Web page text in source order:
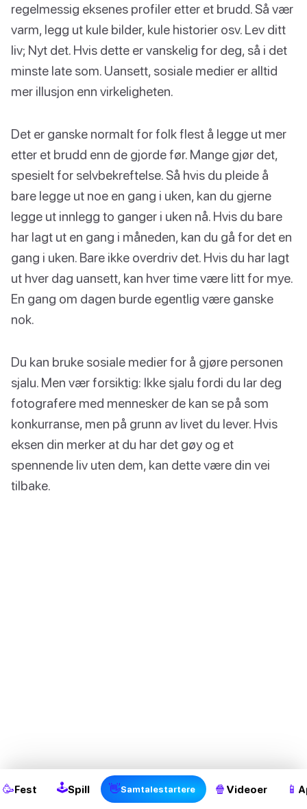
regelmessig eksenes profiler etter et brudd. Så vær
varm, legg ut kule bilder, kule historier osv. Lev ditt
liv; Nyt det. Hvis dette er vanskelig for deg, så i det
minste late som. Uansett, sosiale medier er alltid
mer illusjon enn virkeligheten.
Det er ganske normalt for folk flest å legge ut mer
etter et brudd enn de gjorde før. Mange gjør det,
spesielt for selvbekreftelse. Så hvis du pleide å
bare legge ut noe en gang i uken, kan du gjerne
legge ut innlegg to ganger i uken nå. Hvis du bare
har lagt ut en gang i måneden, kan du gå for det en
gang i uken. Bare ikke overdriv det. Hvis du har lagt
ut hver dag uansett, kan hver time være litt for mye.
En gang om dagen burde egentlig være ganske
nok.
Du kan bruke sosiale medier for å gjøre personen
sjalu. Men vær forsiktig: Ikke sjalu fordi du lar deg
fotografere med mennesker de kan se på som
konkurranse, men på grunn av livet du lever. Hvis
eksen din merker at du har det gøy og et
spennende liv uten dem, kan dette være din vei
tilbake.
🥳Fest 🕹Spill 👋Samtalestartere 🍿 Videoer 📱